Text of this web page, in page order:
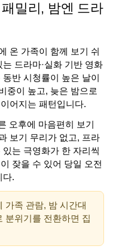
밀리, 밤엔 드라
온 가족이 함께 보기 쉬
드라마·실화 기반 영화
반 시청률이 높은 날이
중이 높고, 늦은 밤으로
어지는 패턴입니다.
오후에 마음편히 보기
보기 무리가 없고, 프라
는 극영화가 한 자리씩
잦을 수 있어 당일 오전
다.
가족 관람, 밤 시간대
분위기를 전환하면 집